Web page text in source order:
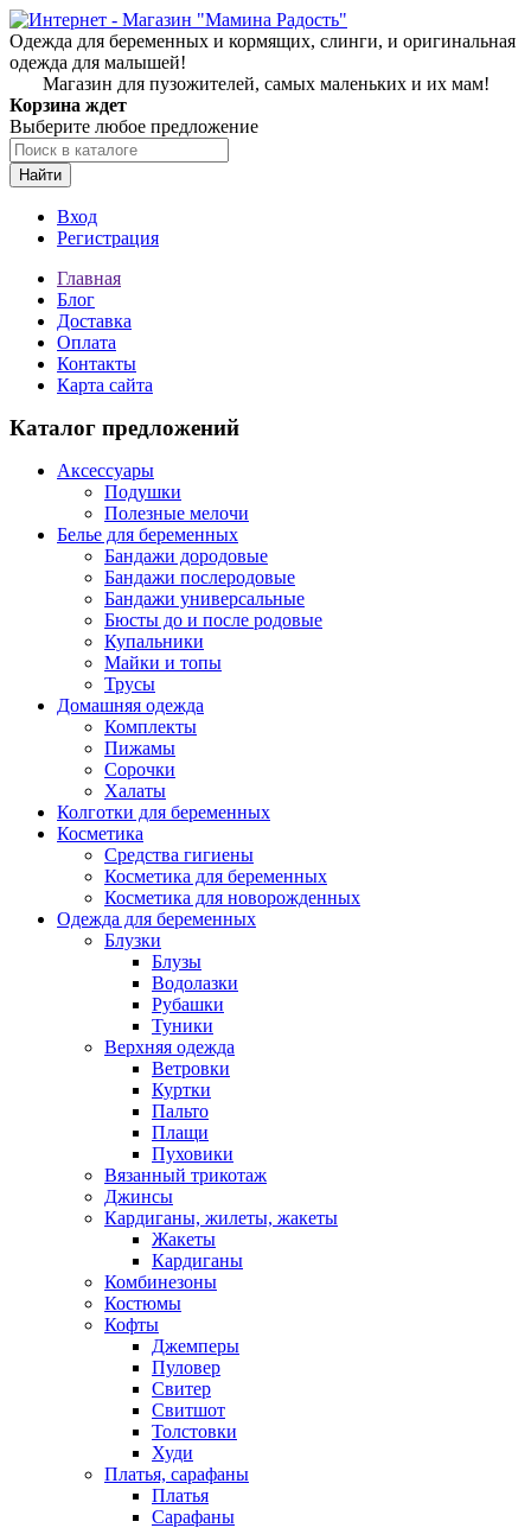
Одежда для беременных и кормящих, слинги, и оригинальная
одежда для малышей!
Магазин для пузожителей, самых маленьких и их мам!
Корзина ждет
Выберите любое предложение
Найти
Вход
Регистрация
Главная
Блог
Доставка
Оплата
Контакты
Карта сайта
Каталог предложений
Аксессуары
Подушки
Полезные мелочи
Белье для беременных
Бандажи дородовые
Бандажи послеродовые
Бандажи универсальные
Бюсты до и после родовые
Купальники
Майки и топы
Трусы
Домашняя одежда
Комплекты
Пижамы
Сорочки
Халаты
Колготки для беременных
Косметика
Cредства гигиены
Косметика для беременных
Косметика для новорожденных
Одежда для беременных
Блузки
Блузы
Водолазки
Рубашки
Туники
Верхняя одежда
Ветровки
Куртки
Пальто
Плащи
Пуховики
Вязанный трикотаж
Джинсы
Кардиганы, жилеты, жакеты
Жакеты
Кардиганы
Комбинезоны
Костюмы
Кофты
Джемперы
Пуловер
Свитер
Свитшот
Толстовки
Худи
Платья, сарафаны
Платья
Сарафаны